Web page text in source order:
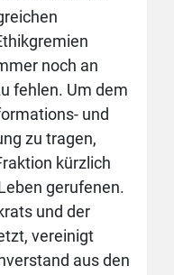
noch an
fehlen. Um dem
und
zu tragen,
kürzlich
gerufenen.
und der
vereinigt
aus den